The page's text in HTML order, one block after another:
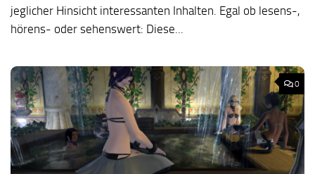
jeglicher Hinsicht interessanten Inhalten. Egal ob lesens-,
hörens- oder sehenswert: Diese...
0